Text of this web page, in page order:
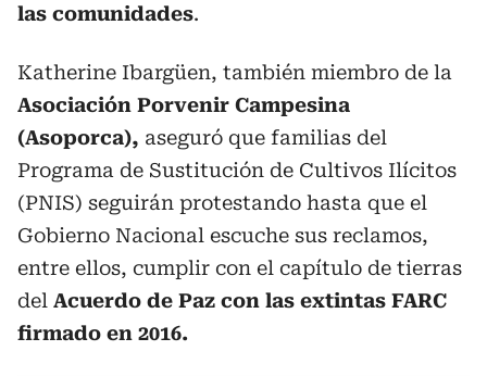
las comunidades.
Katherine Ibargüen, también miembro de la
Asociación Porvenir Campesina
(Asoporca), aseguró que familias del
Programa de Sustitución de Cultivos Ilícitos
(PNIS) seguirán protestando hasta que el
Gobierno Nacional escuche sus reclamos,
entre ellos, cumplir con el capítulo de tierras
del Acuerdo de Paz con las extintas FARC
firmado en 2016.